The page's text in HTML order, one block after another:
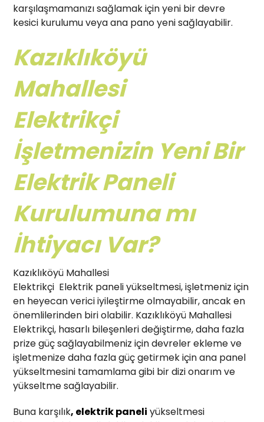
karşılaşmamanızı sağlamak için yeni bir devre
kesici kurulumu veya ana pano yeni sağlayabilir.
Kazıklıköyü
Mahallesi
Elektrikçi
İşletmenizin Yeni Bir
Elektrik Paneli
Kurulumuna mı
İhtiyacı Var?
Kazıklıköyü Mahallesi
Elektrikçi Elektrik paneli yükseltmesi, işletmeniz için
en heyecan verici iyileştirme olmayabilir, ancak en
önemlilerinden biri olabilir. Kazıklıköyü Mahallesi
Elektrikçi, hasarlı bileşenleri değiştirme, daha fazla
prize güç sağlayabilmeniz için devreler ekleme ve
işletmenize daha fazla güç getirmek için ana panel
yükseltmesini tamamlama gibi bir dizi onarım ve
yükseltme sağlayabilir.
Buna karşılık, elektrik paneli yükseltmesi